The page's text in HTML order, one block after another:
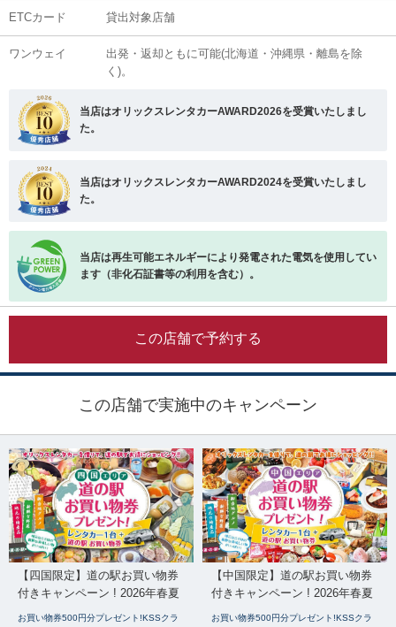
ETCカード 貸出対象店舗
ワンウェイ
出発・返却ともに可能(北海道・沖縄県・離島を除
く)。
当店はオリックスレンタカーAWARD2026を受賞いたしまし
た。
当店はオリックスレンタカーAWARD2024を受賞いたしまし
た。
当店は再生可能エネルギーにより発電された電気を使用してい
ます（非化石証書等の利用を含む）。
この店舗で予約する
この店舗で実施中のキャンペーン
【四国限定】道の駅お買い物券
付きキャンペーン ! 2026年春夏
お買い物券500円分プレゼント!KSSクラ
【中国限定】道の駅お買い物券
付きキャンペーン ! 2026年春夏
お買い物券500円分プレゼント!KSSクラ